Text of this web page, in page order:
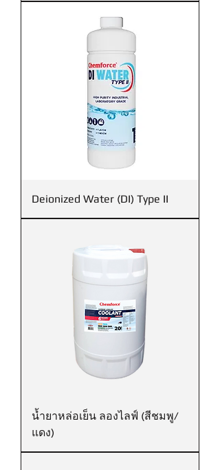
Deionized Water (DI) Type II
น้ำยาหล่อเย็น ลองไลฟ์ (สีชมพู/
แดง)